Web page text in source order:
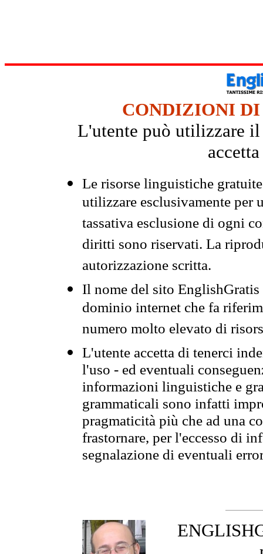
CONDIZIONI DI
L'utente può utilizzare il
Le risorse linguistiche
utilizzare esclusivamente per
tassativa esclusione di ogni
diritti sono riservati. La
autorizzazione scritta.
Il nome del sito
dominio internet che fa
numero molto elevato di
L'utente accetta di tenerci
l'uso - ed eventuali
informazioni linguistiche e
grammaticali sono infatti
pragmaticità più che ad una
frastornare, per l'eccesso di
segnalazione di eventuali